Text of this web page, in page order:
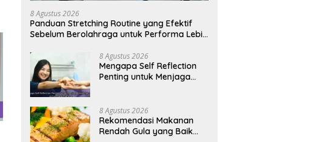
8 Agustus 2026
Panduan Stretching Routine yang Efektif
Sebelum Berolahraga untuk Performa Lebih
8 Agustus 2026
Mengapa Self Reflection
Penting untuk Menjaga
8 Agustus 2026
Rekomendasi Makanan
Rendah Gula yang Baik